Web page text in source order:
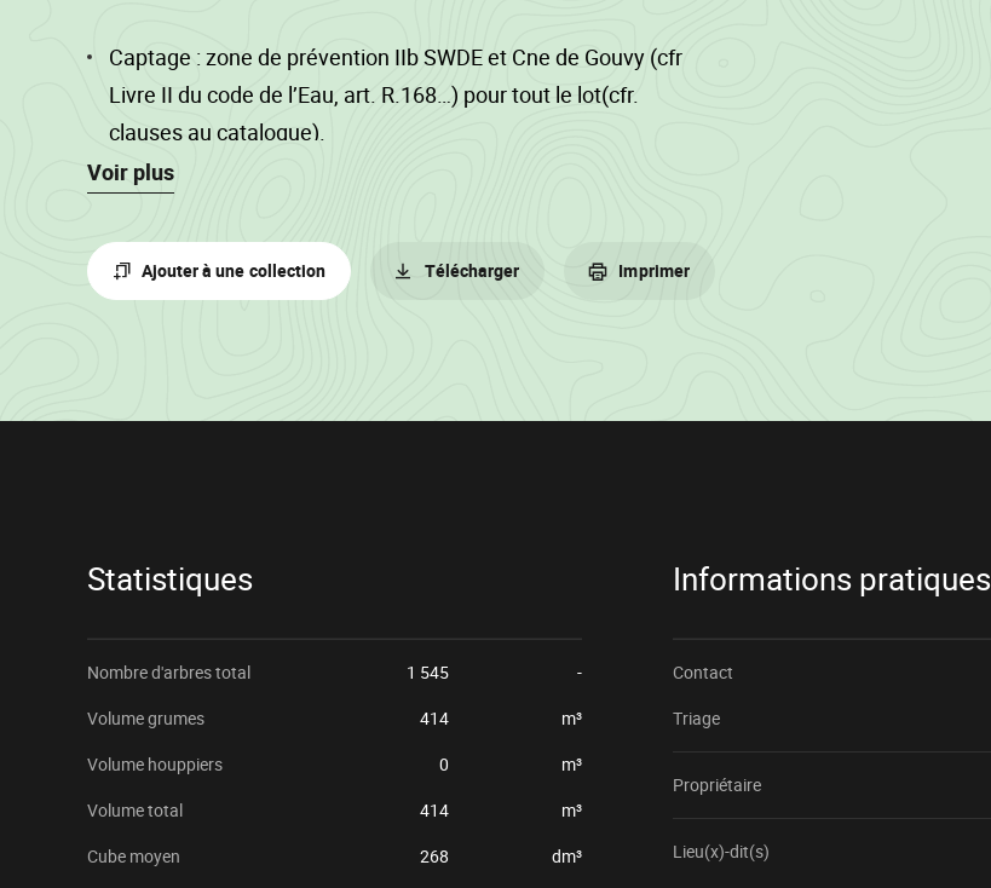
Captage : zone de prévention IIb SWDE et Cne de Gouvy (cfr
Livre II du code de l’Eau, art. R.168…) pour tout le lot(cfr.
clauses au catalogue).
La circulation des engins d’exploitation se fera exclusivement
branches (sauf ébranchage manuel).
Voir plus
Ajouter à une collection Télécharger Imprimer
Informations
Statistiques
Nombre d'arbres total 1 545
-
Volume grumes
414
m³
Volume houppiers
0
m³
Volume total
414
m³
Cube moyen
268
dm³
Informations pratiques
Contact
Triage
Propriétaire
Lieu(x)-dit(s)